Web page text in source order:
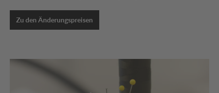
Zu den Änderungspreisen